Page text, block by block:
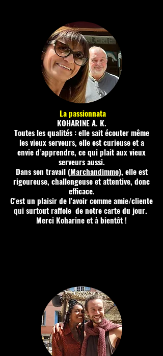
La passionnata
KOHARINE A. K.
Toutes les qualités : elle sait écouter même
les vieux serveurs, elle est curieuse et a
envie d’apprendre, ce qui plait aux vieux
serveurs aussi.
Dans son travail (Marchandimmo), elle est
rigoureuse, challengeuse et attentive, donc
efficace.
C'est un plaisir de l'avoir comme amie/cliente
qui surtout raffole de notre carte du jour.
Merci Koharine et à bientôt !